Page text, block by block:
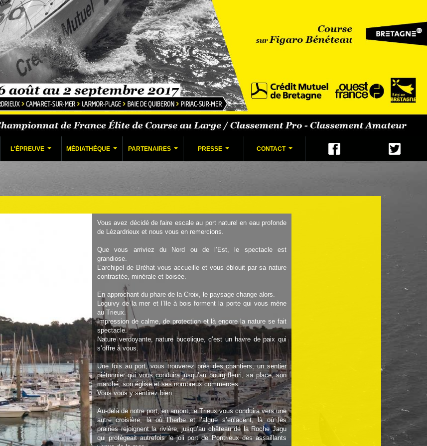
L'ÉPREUVE MÉDIATHÈQUE PARTENAIRES PRESSE CONTACT
Vous avez décidé de faire escale au port naturel en eau profonde
de Lézardrieux et nous vous en remercions.
Que vous arriviez du Nord ou de l’Est, le spectacle est
grandiose.
L’archipel de Bréhat vous accueille et vous éblouit par sa nature
contrastée, minérale et boisée.
En approchant du phare de la Croix, le paysage change alors.
Loguivy de la mer et l’Ile à bois forment la porte qui vous mène
au Trieux.
Impression de calme, de protection et là encore la nature se fait
spectacle.
Nature verdoyante, nature bucolique, c’est un havre de paix qui
s’offre à vous.
Une fois au port, vous trouverez près des chantiers, un sentier
piétonnier qui vous conduira jusqu’au bourg fleuri, sa place, son
marché, son église et ses nombreux commerces.
Vous vous y sentirez bien.
Au-delà de notre port, en amont, le Trieux vous conduira vers une
autre croisière, là où l’herbe et l’algue s’enlacent, là où les
prairies rejoignent la rivière, jusqu’au château de la Roche Jagu
qui protégeait autrefois le joli port de Pontrieux des assaillants